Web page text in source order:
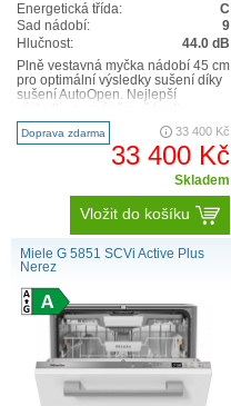
Energetická třída:
C
Sad nádobí:
9
Hlučnost:
44.0 dB
Plně vestavná myčka nádobí 45 cm
pro optimální výsledky sušení díky
sušení AutoOpen. Nejlepší
QuickPowerWash S při..
Doprava zdarma 33 400 Kč
33 400 Kč
Skladem
Vložit do košíku
Miele G 5851 SCVi Active Plus
Nerez